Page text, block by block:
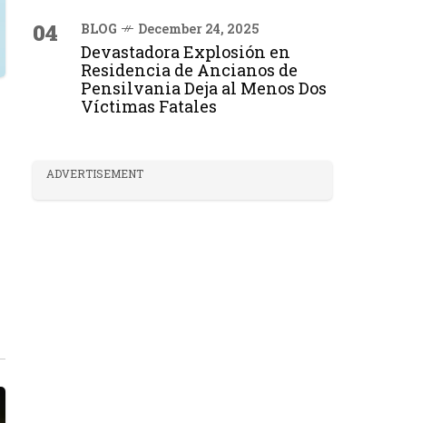
04 BLOG December 24, 2025
Devastadora Explosión en
Residencia de Ancianos de
Pensilvania Deja al Menos Dos
Víctimas Fatales
ADVERTISEMENT